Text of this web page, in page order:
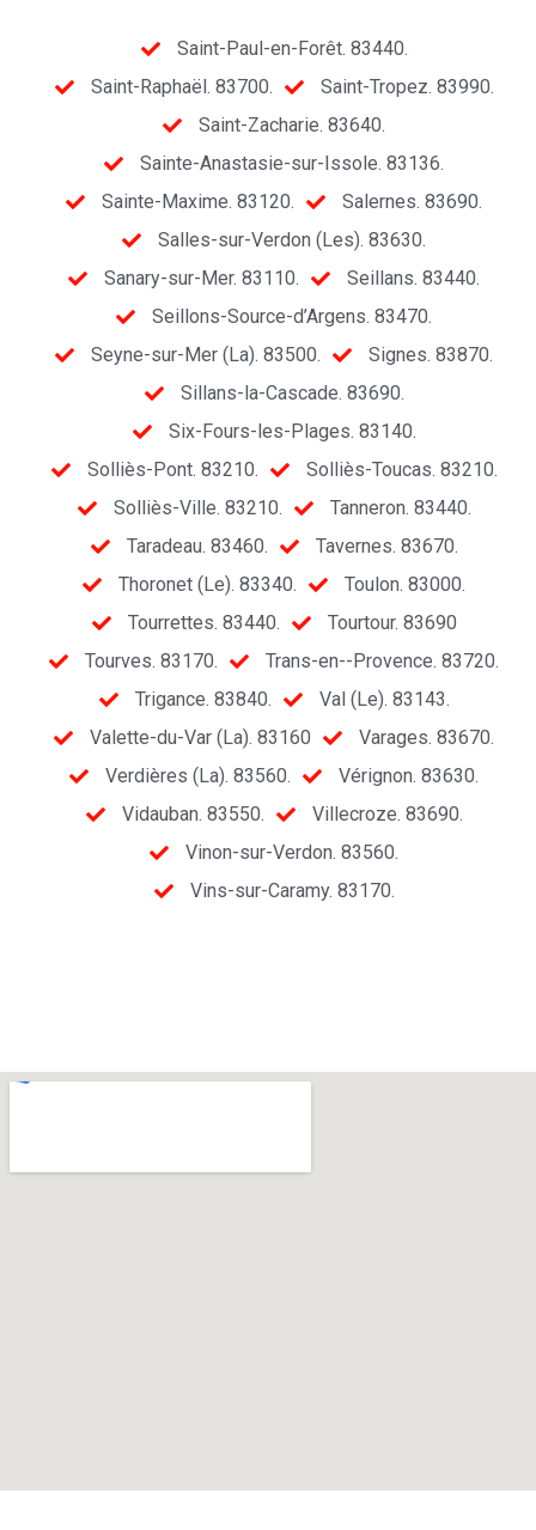
Saint-Paul-en-Forêt. 83440.
Saint-Raphaël. 83700.
Saint-Tropez. 83990.
Saint-Zacharie. 83640.
Sainte-Anastasie-sur-Issole. 83136.
Sainte-Maxime. 83120.
Salernes. 83690.
Salles-sur-Verdon (Les). 83630.
Sanary-sur-Mer. 83110.
Seillans. 83440.
Seillons-Source-d’Argens. 83470.
Seyne-sur-Mer (La). 83500.
Signes. 83870.
Sillans-la-Cascade. 83690.
Six-Fours-les-Plages. 83140.
Solliès-Pont. 83210.
Solliès-Toucas. 83210.
Solliès-Ville. 83210.
Tanneron. 83440.
Taradeau. 83460.
Tavernes. 83670.
Thoronet (Le). 83340.
Toulon. 83000.
Tourrettes. 83440.
Tourtour. 83690
Tourves. 83170.
Trans-en--Provence. 83720.
Trigance. 83840.
Val (Le). 83143.
Valette-du-Var (La). 83160
Varages. 83670.
Verdières (La). 83560.
Vérignon. 83630.
Vidauban. 83550.
Villecroze. 83690.
Vinon-sur-Verdon. 83560.
Vins-sur-Caramy. 83170.